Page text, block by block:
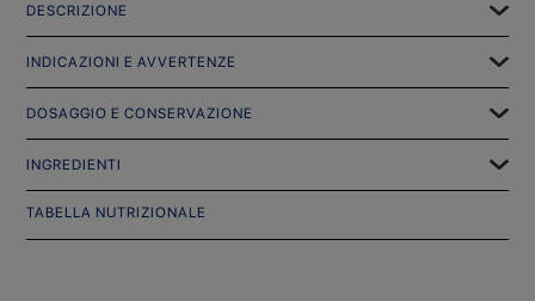
DESCRIZIONE
INDICAZIONI E AVVERTENZE
DOSAGGIO E CONSERVAZIONE
INGREDIENTI
TABELLA NUTRIZIONALE